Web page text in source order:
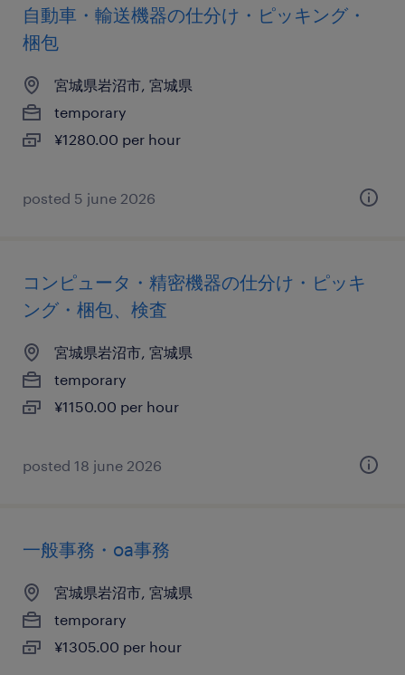
自動車・輸送機器の仕分け・ピッキング・
梱包
宮城県岩沼市, 宮城県
temporary
¥1280.00 per hour
posted 5 june 2026
コンピュータ・精密機器の仕分け・ピッキ
ング・梱包、検査
宮城県岩沼市, 宮城県
temporary
¥1150.00 per hour
posted 18 june 2026
一般事務・oa事務
宮城県岩沼市, 宮城県
temporary
¥1305.00 per hour